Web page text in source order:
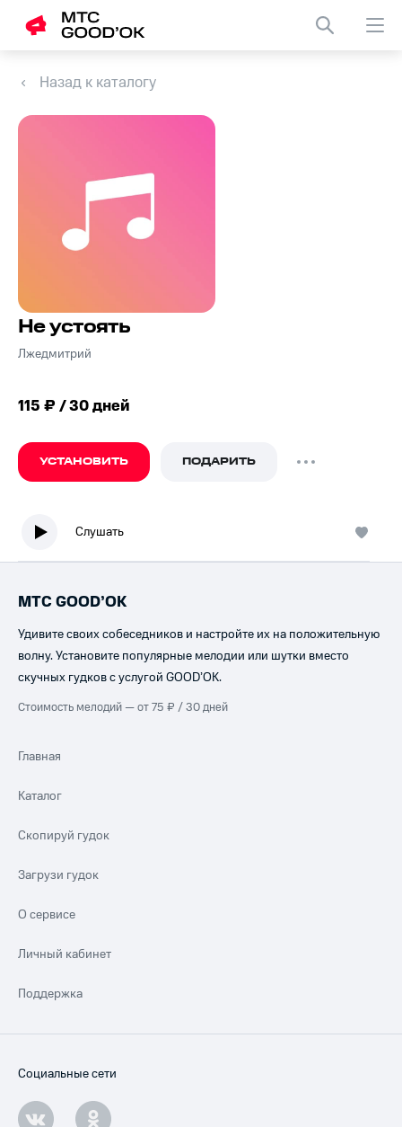
Назад к каталогу
Не устоять
Лжедмитрий
115 ₽ / 30 дней
УСТАНОВИТЬ ПОДАРИТЬ
Слушать
МТС GOOD’OK
Удивите своих собеседников и настройте их на положительную
волну. Установите популярные мелодии или шутки вместо
скучных гудков с услугой GOOD’OK.
Стоимость мелодий — от 75 ₽ / 30 дней
Главная
Каталог
Скопируй гудок
Загрузи гудок
О сервисе
Личный кабинет
Поддержка
Социальные сети